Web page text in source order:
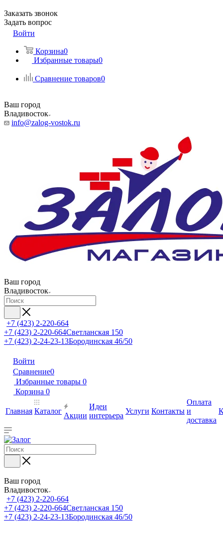
Заказать звонок
Задать вопрос
Войти
Корзина0
Избранные товары0
Сравнение товаров0
Ваш город
Владивосток
info@zalog-vostok.ru
Ваш город
Владивосток
+7 (423) 2-220-664
+7 (423) 2-220-664Светланская 150
+7 (423) 2-24-23-13Бородинская 46/50
Войти
Сравнение0
Избранные товары 0
Корзина 0
Главная Каталог
Акции
Идеи
интерьера
Услуги Контакты
Оплата
и
доставка
Ваш город
Владивосток
+7 (423) 2-220-664
+7 (423) 2-220-664Светланская 150
+7 (423) 2-24-23-13Бородинская 46/50